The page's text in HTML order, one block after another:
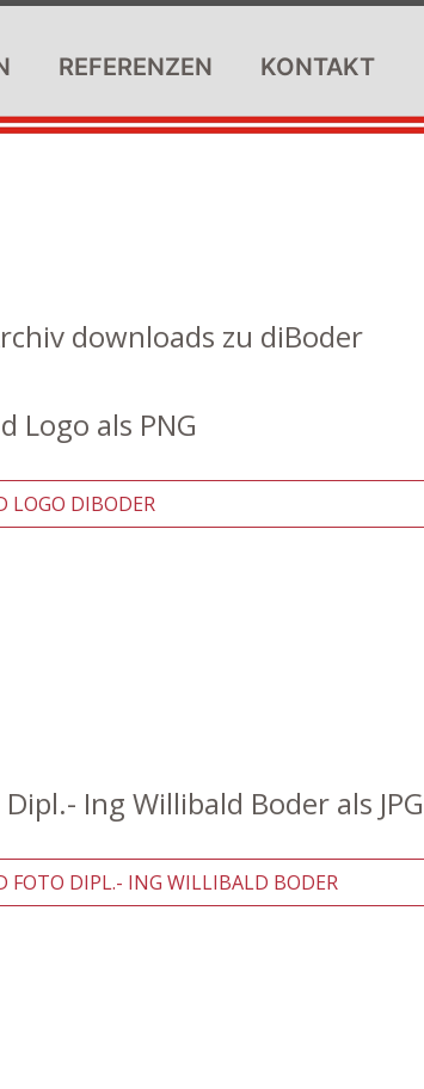
REFERENZEN KONTAKT
downloads zu diBoder
Logo als PNG
LOGO DIBODER
Ing Willibald Boder als JPG
FOTO DIPL.- ING WILLIBALD BODER